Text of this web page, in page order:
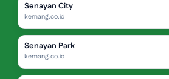
Senayan City
kemang.co.id
Senayan Park
kemang.co.id